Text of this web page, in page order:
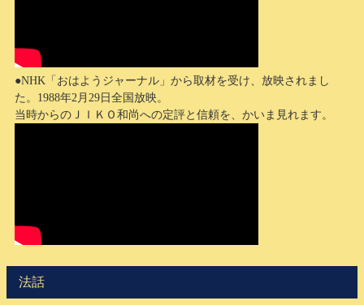
●NHK「おはようジャーナル」から取材を受け、放映されまし
た。1988年2月29日全国放映。
当時からのＪＩＫＯ和尚への定評と信頼を、かいま見れます。
法話